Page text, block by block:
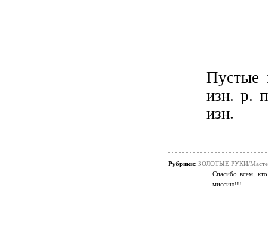
Пустые
изн. р.
изн.
Рубрики: ЗОЛОТЫЕ РУКИ/
Спасибо всем,
миссию!!!